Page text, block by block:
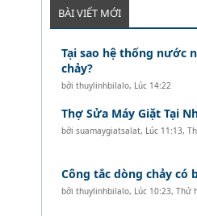
BÀI VIẾT MỚI
Tại sao hệ thống nước
chảy?
bởi thuylinhbilalo, Lúc 14:22
Thợ Sửa Máy Giặt Tại
bởi suamaygiatsalat, Lúc 11:13,
Công tắc dòng chảy có
bởi thuylinhbilalo, Lúc 10:23, Thứ